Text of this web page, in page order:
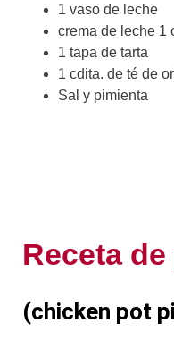
1 vaso de leche
crema de leche 1
1 tapa de tarta
1 cdita. de té de
Sal y pimienta
Receta
(chicken pot